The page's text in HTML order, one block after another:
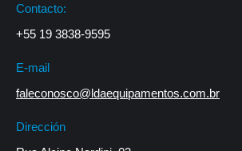
Contacto:
+55 19 3838-9595
E-mail
faleconosco@ldaequipamentos.com.br
Dirección